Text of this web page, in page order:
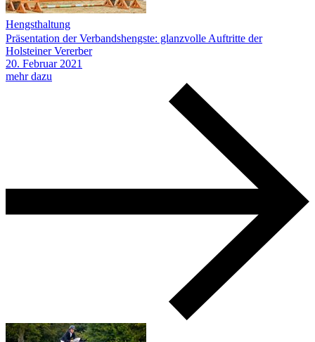
Hengsthaltung
Präsentation der Verbandshengste: glanzvolle Auftritte der
Holsteiner Vererber
20. Februar 2021
mehr dazu